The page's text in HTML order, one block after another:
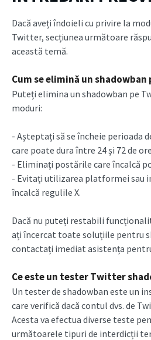
Dacă aveți îndoieli cu privire la
Twitter, secțiunea următoare
această temă.
Cum se elimină un
Puteți elimina un shadowban pe
moduri:
- Așteptați să se încheie perioada
care poate dura între 24 și 72 de
- Eliminați postările care încalcă
- Evitați utilizarea platformei sau
încalcă regulile X.
Dacă nu puteți restabili
ați încercat toate soluțiile pentru
contactați imediat asistența
Ce este un tester Twitter
Un tester de shadowban este un
care verifică dacă contul dvs. de
Acesta va efectua diverse teste
următoarele tipuri de interdicții